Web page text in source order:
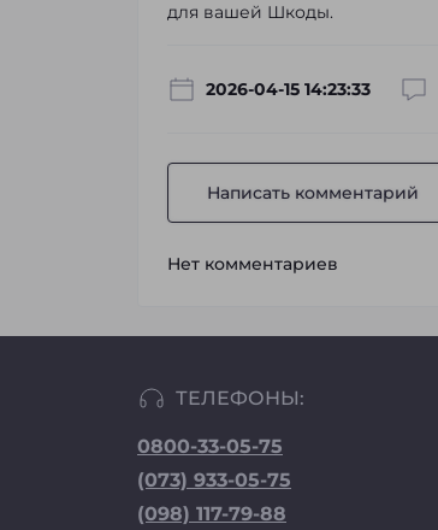
для вашей Шкоды.
2026-04-15 14:23:33
Написать комментарий
Нет комментариев
ТЕЛЕФОНЫ:
0800-33-05-75
(073) 933-05-75
(098) 117-79-88